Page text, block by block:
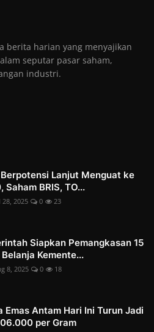
berita harian yang menyajikan
seputar pasar saham,
industri.
Berpotensi Lanjut Menguat ke
Saham BRIS, TO...
28, 2025 0 23
Siapkan Pemangkasan 15
Kemente...
8, 2025 0 18
Emas Antam Hari Ini Turun Jadi
per Gram